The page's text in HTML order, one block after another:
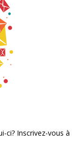
ci? Inscrivez-vous à